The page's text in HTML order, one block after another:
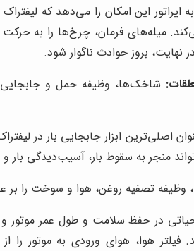
اپراتور این امکان را می‌دهد که
میله‌های فرمان، چرخ‌ها را به
بروز حوادث ناگوار شود.
شاخک‌ها، وظیفه حمل و جابجایی
اصلی‌ترین ابزار جابجایی بار در
منجر به سقوط بار، آسیب‌دیدگی بار و
وظیفه تصفیه روغن، هوا و سوخت را بر
در حفظ سلامت و طول عمر موتور و
فیلتر هوا، هوای ورودی به موتور